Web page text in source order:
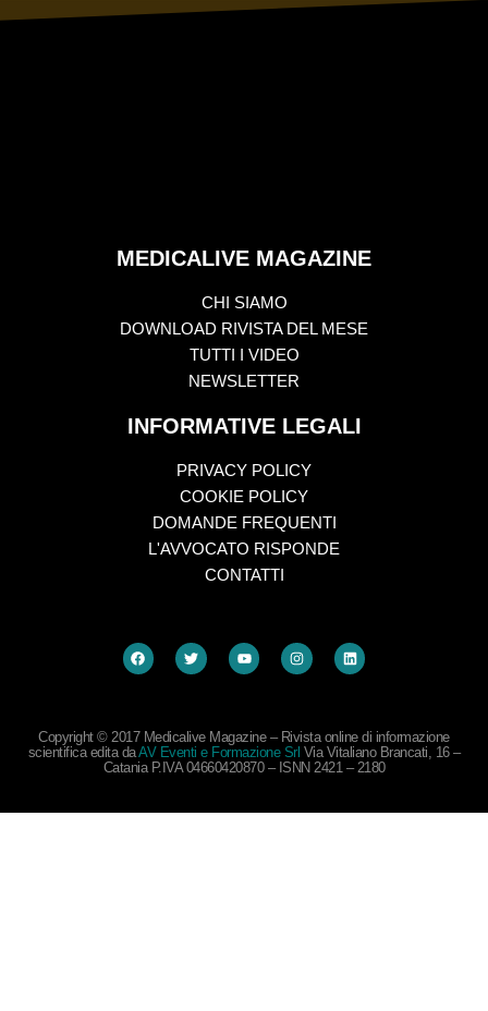
MEDICALIVE MAGAZINE
CHI SIAMO
DOWNLOAD RIVISTA DEL MESE
TUTTI I VIDEO
NEWSLETTER
INFORMATIVE LEGALI
PRIVACY POLICY
COOKIE POLICY
DOMANDE FREQUENTI
L'AVVOCATO RISPONDE
CONTATTI
Copyright © 2017 Medicalive Magazine – Rivista online di informazione
scientifica edita daAV Eventi e Formazione Srl Via Vitaliano Brancati, 16 –
Catania P.IVA 04660420870 – ISNN 2421 – 2180